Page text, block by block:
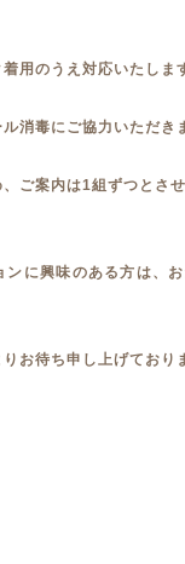
用のうえ対応いたしま
消毒にご協力いただき
ご案内は1組ずつとさ
に興味のある方は、
お待ち申し上げており